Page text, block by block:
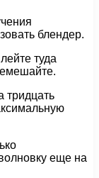
блендер.
туда
тридцать
еще на